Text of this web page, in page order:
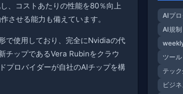
、コストあたりの性能を80％向上
させる能力も備えています。
で使用しており、完全にNvidiaの代
チップであるVera Rubinをクラウ
プロバイダーが自社のAIチップを構
AIプロ
AI規
ツー
テッ
ビジ